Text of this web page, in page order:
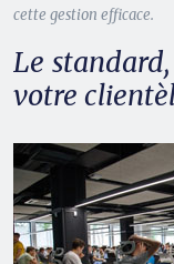
cette gestion efficace.
Le
votre